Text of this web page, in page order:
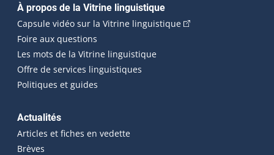
Navigation principale
À propos de la Vitrine linguistique
Capsule vidéo sur la Vitrine linguistique(Cet hyperlien
Foire aux questions
Les mots de la Vitrine linguistique
Offre de services linguistiques
Politiques et guides
Actualités
Articles et fiches en vedette
Brèves